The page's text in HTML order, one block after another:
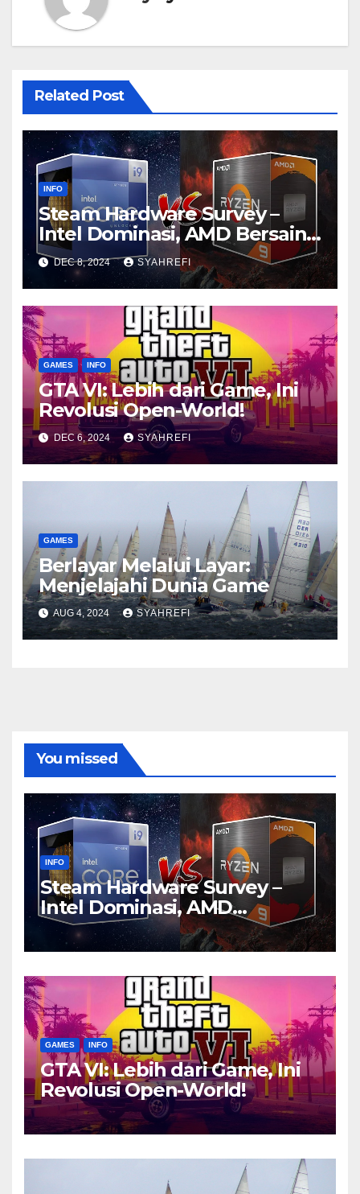
Related Post
INFO
Steam Hardware Survey –
Intel Dominasi, AMD Bersaing
Ketat
DEC 8, 2024 SYAHREFI
GAMES INFO
GTA VI: Lebih dari Game, Ini
Revolusi Open-World!
DEC 6, 2024 SYAHREFI
GAMES
Berlayar Melalui Layar:
Menjelajahi Dunia Game
AUG 4, 2024 SYAHREFI
You missed
INFO
Steam Hardware Survey –
Intel Dominasi, AMD
Bersaing Ketat
GAMES INFO
GTA VI: Lebih dari Game, Ini
Revolusi Open-World!